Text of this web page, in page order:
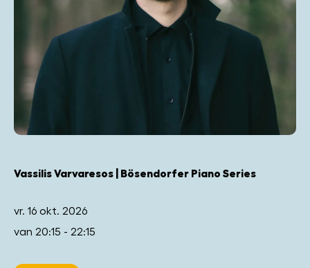
Vassilis Varvaresos | Bösendorfer Piano Series
vr. 16 okt. 2026
van 20:15 - 22:15